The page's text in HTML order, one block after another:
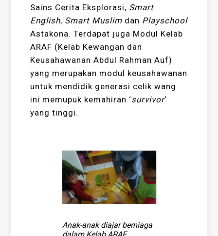
Sains.Cerita.Eksplorasi, Smart
English, Smart Muslim dan Playschool
Astakona. Terdapat juga Modul Kelab
ARAF (Kelab Kewangan dan
Keusahawanan Abdul Rahman Auf)
yang merupakan modul keusahawanan
untuk mendidik generasi celik wang
ini memupuk kemahiran ‘survivor‘
yang tinggi.
Anak-anak diajar berniaga